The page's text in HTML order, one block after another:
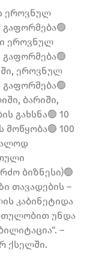
ეროვნულ
ეროვნულ
ეროვნულ
ბარიში,
გახსნა🟢 10
მოწყობა🟢 100
ბიზნესი)🟢
თავადების –
კაბინეტიდა
უნდა
–
ქსელში.